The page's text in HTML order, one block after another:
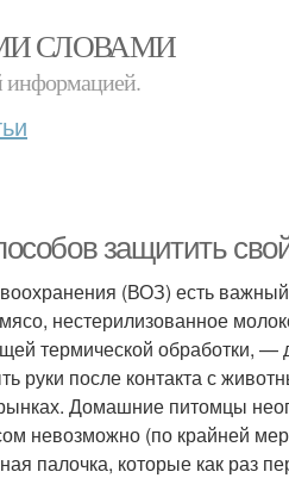
СЛОВАМИ
информацией.
защитить
(ВОЗ) есть
нестерилизованное
термической обработки, —
руки после контакта с
Домашние питомцы
невозможно (по крайней
палочка, которые как раз